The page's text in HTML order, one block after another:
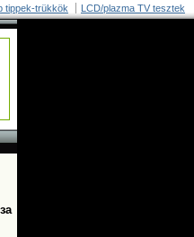
tippek-trükkök LCD/plazma TV tesztek